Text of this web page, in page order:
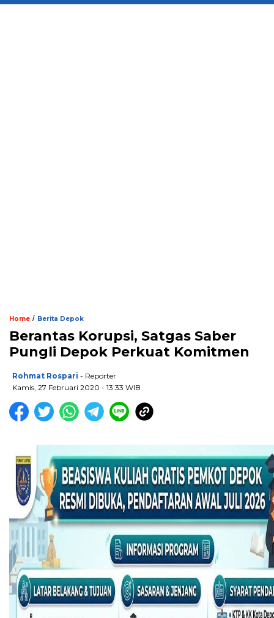
Home / Berita Depok
Berantas Korupsi, Satgas Saber
Pungli Depok Perkuat Komitmen
Rohmat Rospari - Reporter
Kamis, 27 Februari 2020 - 13:33 WIB